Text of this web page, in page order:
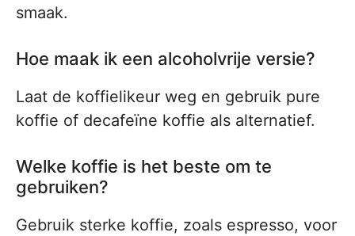
smaak.
Hoe maak ik een alcoholvrije versie?
Laat de koffielikeur weg en gebruik pure
koffie of decafeïne koffie als alternatief.
Welke koffie is het beste om te
gebruiken?
Gebruik sterke koffie, zoals espresso, voor